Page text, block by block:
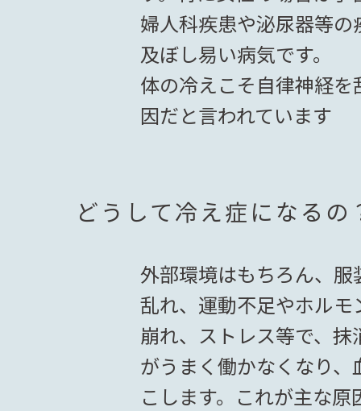
婦人科疾患や泌尿器等の
及ぼし易い病気です。
体の冷えこそ自律神経を
因だと言われています
どうして冷え症になるの
外部環境はもちろん、服
乱れ、運動不足やホルモ
崩れ、ストレス等で、抹
がうまく働かなくなり、
こします。これが主な原